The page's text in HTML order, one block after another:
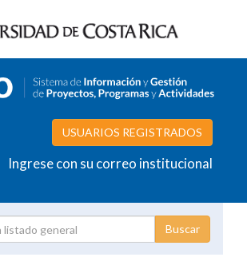
USUARIOS REGISTRADOS
Ingrese con su correo institucional